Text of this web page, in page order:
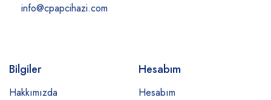
info@cpapcihazi.com
Bilgiler
Hakkımızda
Hesabım
Hesabım